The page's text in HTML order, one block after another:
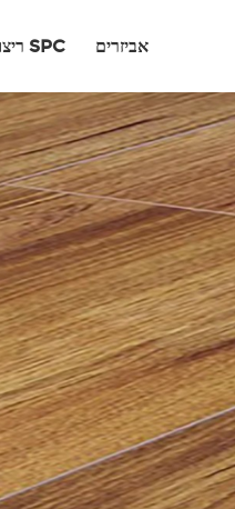
ריצוף SPC אביזרים